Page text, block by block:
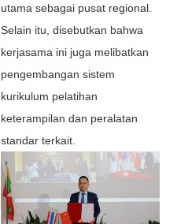
utama sebagai pusat regional.
Selain itu, disebutkan bahwa
kerjasama ini juga melibatkan
pengembangan sistem
kurikulum pelatihan
keterampilan dan peralatan
standar terkait.